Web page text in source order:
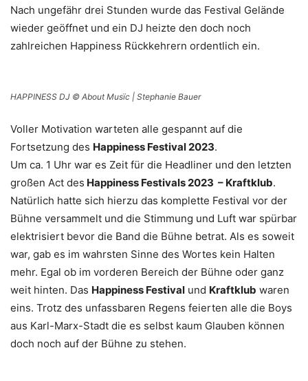
Nach ungefähr drei Stunden wurde das Festival Gelände
wieder geöffnet und ein DJ heizte den doch noch
zahlreichen Happiness Rückkehrern ordentlich ein.
HAPPINESS DJ © About Musïc | Stephanie Bauer
Voller Motivation warteten alle gespannt auf die
Fortsetzung des Happiness Festival 2023.
Um ca. 1 Uhr war es Zeit für die Headliner und den letzten
großen Act des Happiness Festivals 2023 – Kraftklub.
Natürlich hatte sich hierzu das komplette Festival vor der
Bühne versammelt und die Stimmung und Luft war spürbar
elektrisiert bevor die Band die Bühne betrat. Als es soweit
war, gab es im wahrsten Sinne des Wortes kein Halten
mehr. Egal ob im vorderen Bereich der Bühne oder ganz
weit hinten. Das Happiness Festival und Kraftklub waren
eins. Trotz des unfassbaren Regens feierten alle die Boys
aus Karl-Marx-Stadt die es selbst kaum Glauben können
doch noch auf der Bühne zu stehen.